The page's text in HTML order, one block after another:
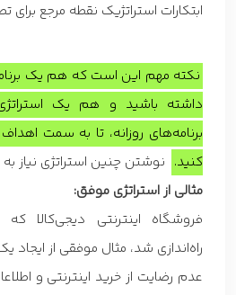
ابتکارات استراتژیک نقطه مرجع
نکته مهم این است که هم یک برنامه
داشته باشید و هم یک
برنامه‌های روزانه، تا به سمت
کنید. نوشتن چنین استراتژی نیاز به
مثالی از استراتژی موفق:
فروشگاه اینترنتی دیجی‌کالا
راه‌اندازی شد، مثال موفقی از ایجاد
عدم رضایت از خرید اینترنتی و